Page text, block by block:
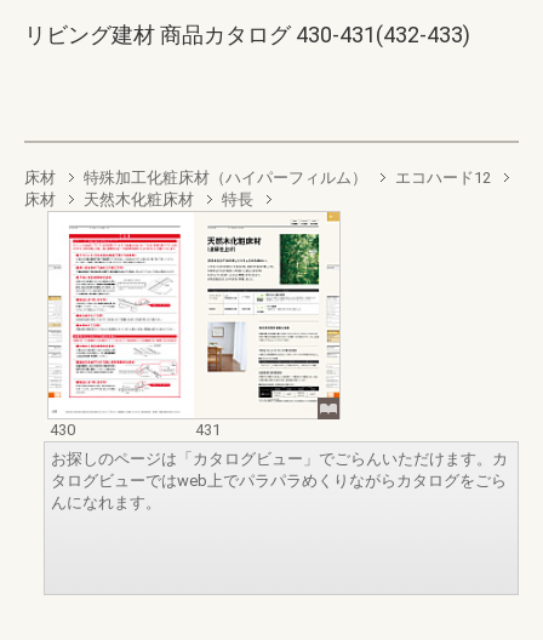
リビング建材 商品カタログ 430-431(432-433)
床材 特殊加工化粧床材（ハイパーフィルム）
エコハード12
床材
天然木化粧床材 特長
430
431
お探しのページは「カタログビュー」でごらんいただけます。カ
タログビューではweb上でパラパラめくりながらカタログをごら
んになれます。